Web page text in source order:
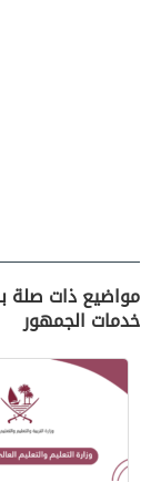
مواضيع ذات صلة
خدمات الجمهور